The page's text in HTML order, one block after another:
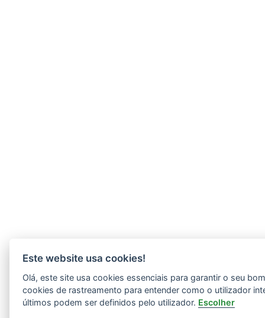
Este website usa cookies!
Olá, este site usa cookies essenciais para garantir o seu
cookies de rastreamento para entender como o utilizador
últimos podem ser definidos pelo utilizador. Escolher